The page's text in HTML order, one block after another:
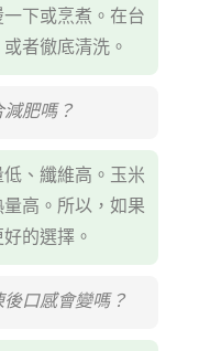
下或烹煮。在台
者徹底清洗。
肥嗎？
、纖維高。玉米
高。所以，如果
的選擇。
口感會變嗎？